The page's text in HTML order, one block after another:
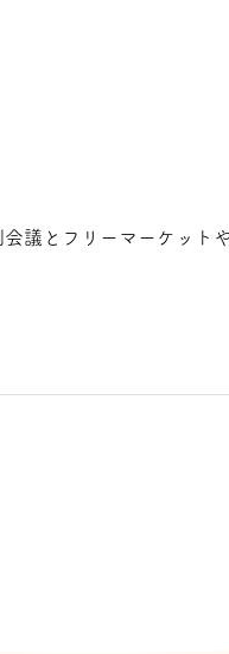
議とフリーマーケット